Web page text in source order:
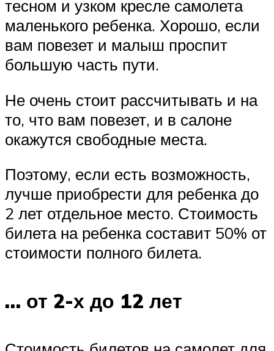
тесном и узком кресле самолета
маленького ребенка. Хорошо, если
вам повезет и малыш проспит
большую часть пути.
Не очень стоит рассчитывать и на
то, что вам повезет, и в салоне
окажутся свободные места.
Поэтому, если есть возможность,
лучше приобрести для ребенка до
2 лет отдельное место. Стоимость
билета на ребенка составит 50% от
стоимости полного билета.
… от 2-х до 12 лет